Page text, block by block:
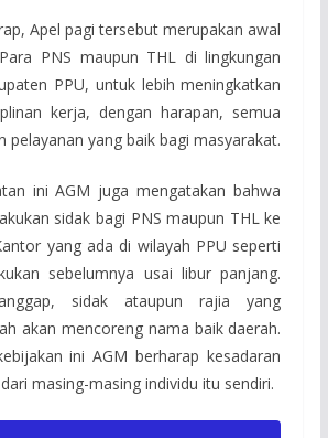
Apel pagi tersebut merupakan awal
PNS maupun THL di lingkungan
PPU, untuk lebih meningkatkan
kerja, dengan harapan, semua
pelayanan yang baik bagi masyarakat.
ini AGM juga mengatakan bahwa
sidak bagi PNS maupun THL ke
yang ada di wilayah PPU seperti
sebelumnya usai libur panjang.
sidak ataupun rajia yang
akan mencoreng nama baik daerah.
ini AGM berharap kesadaran
masing-masing individu itu sendiri.